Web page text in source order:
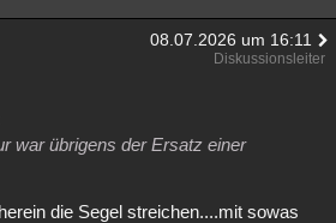
08.07.2026 um 16:11
Diskussionsleiter
war übrigens der Ersatz einer
die Segel streichen....mit sowas